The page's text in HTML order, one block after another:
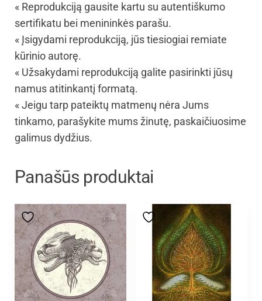
« Reprodukciją gausite kartu su autentiškumo
sertifikatu bei menininkės parašu.
« Įsigydami reprodukciją, jūs tiesiogiai remiate
kūrinio autorę.
« Užsakydami reprodukciją galite pasirinkti jūsų
namus atitinkantį formatą.
« Jeigu tarp pateiktų matmenų nėra Jums
tinkamo, parašykite mums žinutę, paskaičiuosime
galimus dydžius.
Panašūs produktai